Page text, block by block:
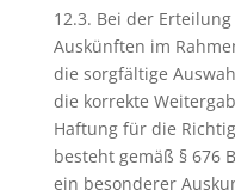
12.3. Bei der
Auskünften im
die sorgfältige
die korrekte
Haftung für die
besteht gemäß § 676
ein besonderer